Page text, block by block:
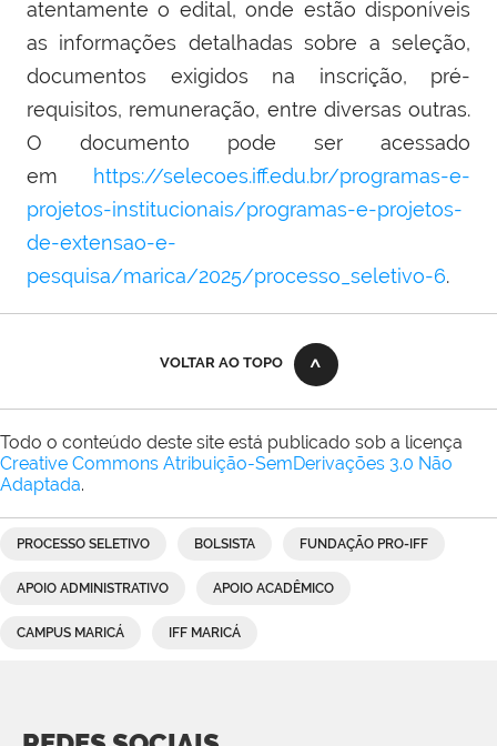
atentamente o edital, onde estão disponíveis
as informações detalhadas sobre a seleção,
documentos exigidos na inscrição, pré-
requisitos, remuneração, entre diversas outras.
O documento pode ser acessado
em https://selecoes.iff.edu.br/programas-e-
projetos-institucionais/programas-e-projetos-
de-extensao-e-
pesquisa/marica/2025/processo_seletivo-6.
VOLTAR AO TOPO
Todo o conteúdo deste site está publicado sob a licença
Creative Commons Atribuição-SemDerivações 3.0 Não
Adaptada.
PROCESSO SELETIVO BOLSISTA FUNDAÇÃO PRO-IFF
APOIO ADMINISTRATIVO APOIO ACADÊMICO
CAMPUS MARICÁ IFF MARICÁ